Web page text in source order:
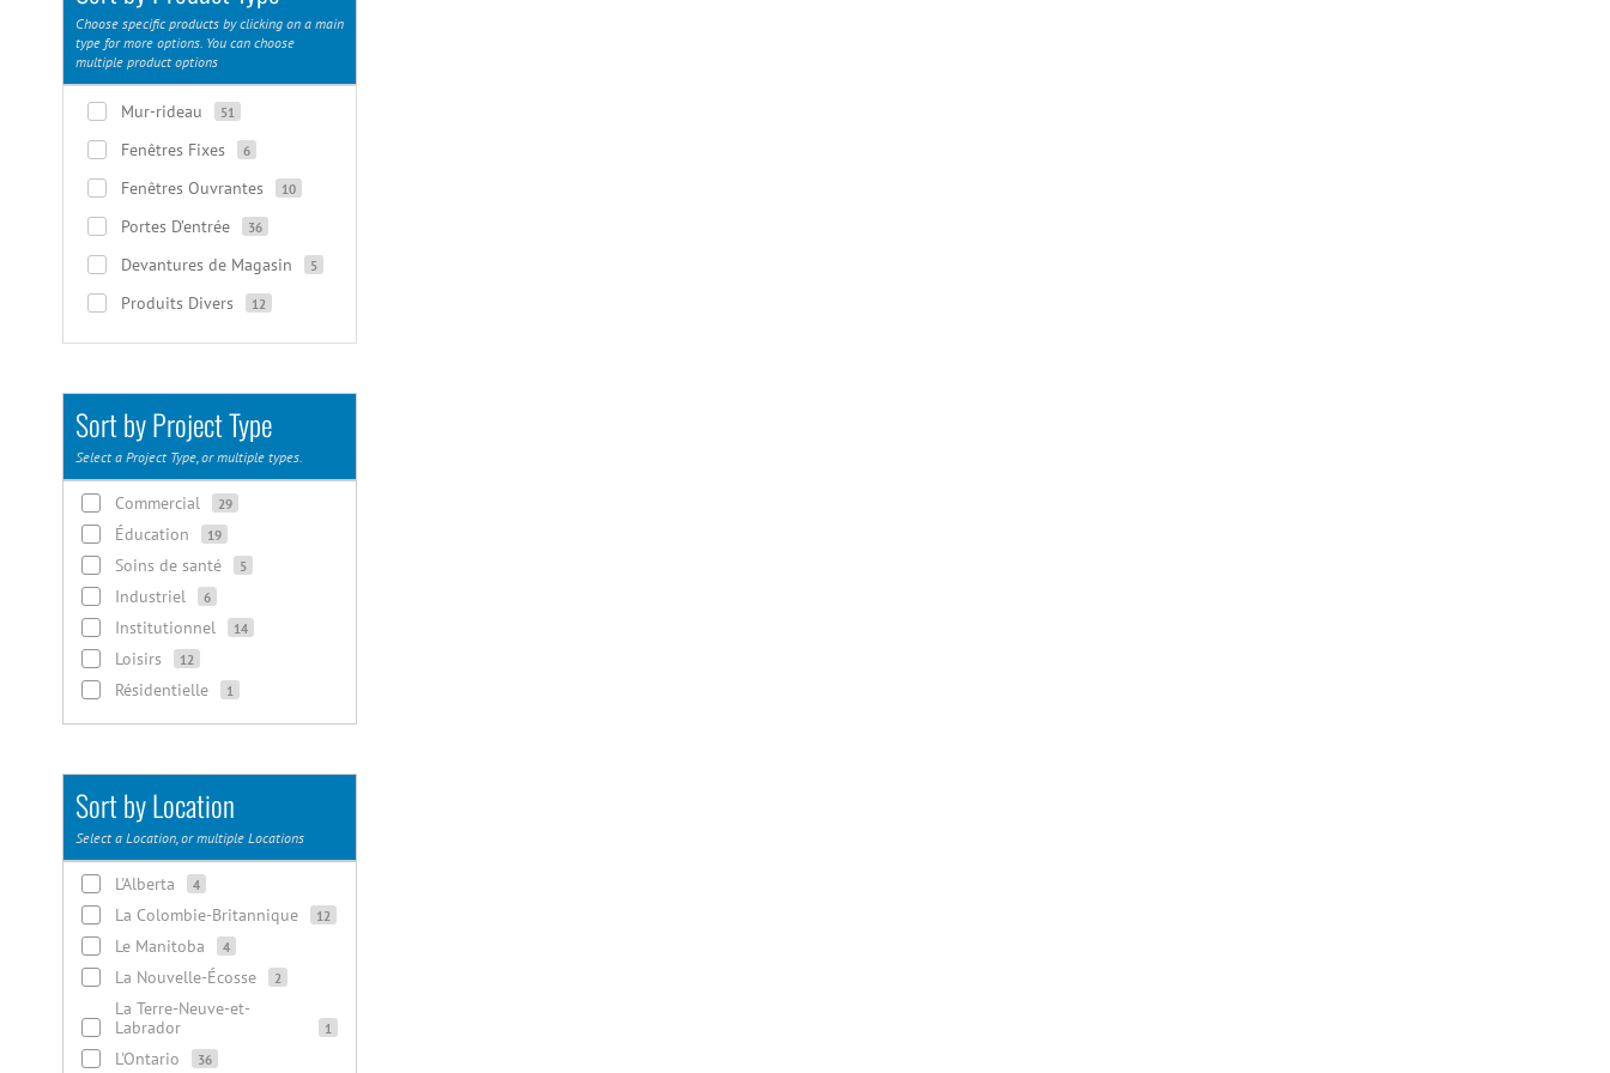
Choose specific products by clicking on a main
type for more options. You can choose
multiple product options
Mur-rideau 51
Fenêtres Fixes 6
Fenêtres Ouvrantes 10
Portes D’entrée 36
Devantures de Magasin 5
Produits Divers 12
Sort by Project Type
Select a Project Type, or multiple types.
Commercial 29
Éducation 19
Soins de santé 5
Industriel 6
Institutionnel 14
Loisirs 12
Résidentielle 1
Sort by Location
Select a Location, or multiple Locations
L'Alberta 4
La Colombie-Britannique 12
Le Manitoba 4
La Nouvelle-Écosse 2
La Terre-Neuve-et-
Labrador
1
L'Ontario 36